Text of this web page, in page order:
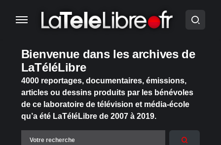
Bienvenue dans les archives de
LaTéléLibre
4000 reportages, documentaires, émissions,
articles ou dessins produits par les bénévoles
de ce laboratoire de télévision et média-école
qu’a été LaTéléLibre de 2007 à 2019.